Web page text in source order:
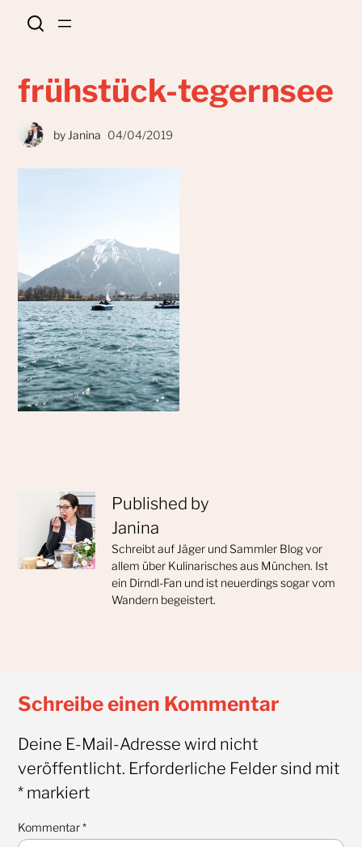
frühstück-tegernsee
by Janina 04/04/2019
Published by
Janina
Schreibt auf Jäger und Sammler Blog vor
allem über Kulinarisches aus München. Ist
ein Dirndl-Fan und ist neuerdings sogar vom
Wandern begeistert.
Schreibe einen Kommentar
Deine E-Mail-Adresse wird nicht
veröffentlicht. Erforderliche Felder sind mit
*markiert
Kommentar*